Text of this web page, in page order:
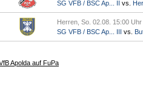
SG VFB / BSC Ap... II vs.
Herren, So. 02.08. 15:00 Uhr
SG VFB / BSC Ap... III vs.
Apolda auf FuPa